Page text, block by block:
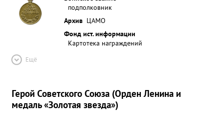
подполковник
Архив ЦАМО
Фонд ист. информации
Картотека награждений
Ещё
Герой Советского Союза (Орден Ленина и
медаль «Золотая звезда»)